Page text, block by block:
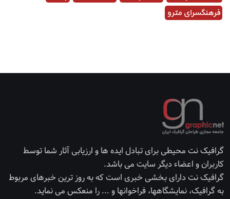
فرهنگسرای مترو
گرافیک نت محیطی برای تبادل ایده ها و ارزیابی آثار شما توسط
کاربران و اعضاء دیگر سایت می باشد.
گرافیک نت دارای بخشی خبری است که به روز ترین خبرهای مربوط
به گرافیک، نمایشگاهها، فراخوانها و ... را منعکس می نماید.